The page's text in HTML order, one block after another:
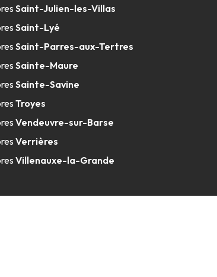
Saint-Julien-les-Villas
Saint-Lyé
Saint-Parres-aux-Tertres
Sainte-Maure
Sainte-Savine
Troyes
Vendeuvre-sur-Barse
Verrières
Villenauxe-la-Grande